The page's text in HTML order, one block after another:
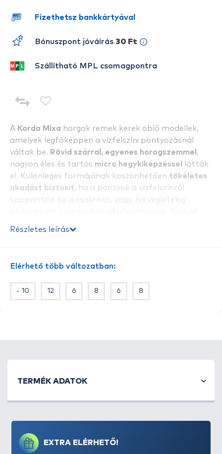
A Korda Mixa horgok remek kerek öblő modellek,
amelyek legfőképpen a vízfelszíni pontyozásnál
váltak be. Rövid szárral, egyenes horogszemmel ,
nagyon éles és tartós micro hegykiképzéssel
látták
el. Különleges formájának köszönhetően tökéletes
akadást biztosít, ha a pontyok a vízfelszínről
szippantják be a csalinkat, vagy, ha végletekig
Részletes leírás
Elérhető több változatban:
- 10 12 6 8 6 8
Fizethetsz bankkártyával
Bónuszpont jóváírás 30 Ft
Szállítható MPL csomagpontra
EXTRA ELÉRHETŐ!
TERMÉK ADATOK